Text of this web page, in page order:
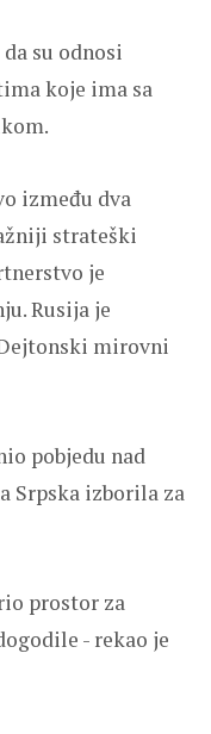
su odnosi
koje ima sa
između dva
strateški
je
Rusija je
mirovni
pobjedu nad
Srpska izborila za
prostor za
- rekao je